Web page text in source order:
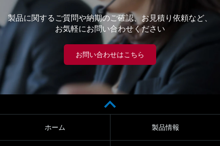
製品に関するご質問や納期のご確認、お見積り依頼など、
お気軽にお問い合わせください
お問い合わせはこちら
ホーム 製品情報